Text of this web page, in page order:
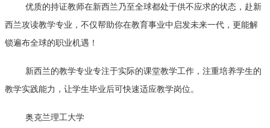
优质的持证教师在新西兰乃至全球都处于供不应求的状态，赴新
西兰攻读教学专业，不仅帮助你在教育事业中启发未来一代，更能解
锁遍布全球的职业机遇！
新西兰的教学专业专注于实际的课堂教学工作，注重培养学生的
教学实践能力，让学生毕业后可快速适应教学岗位。
奥克兰理工大学